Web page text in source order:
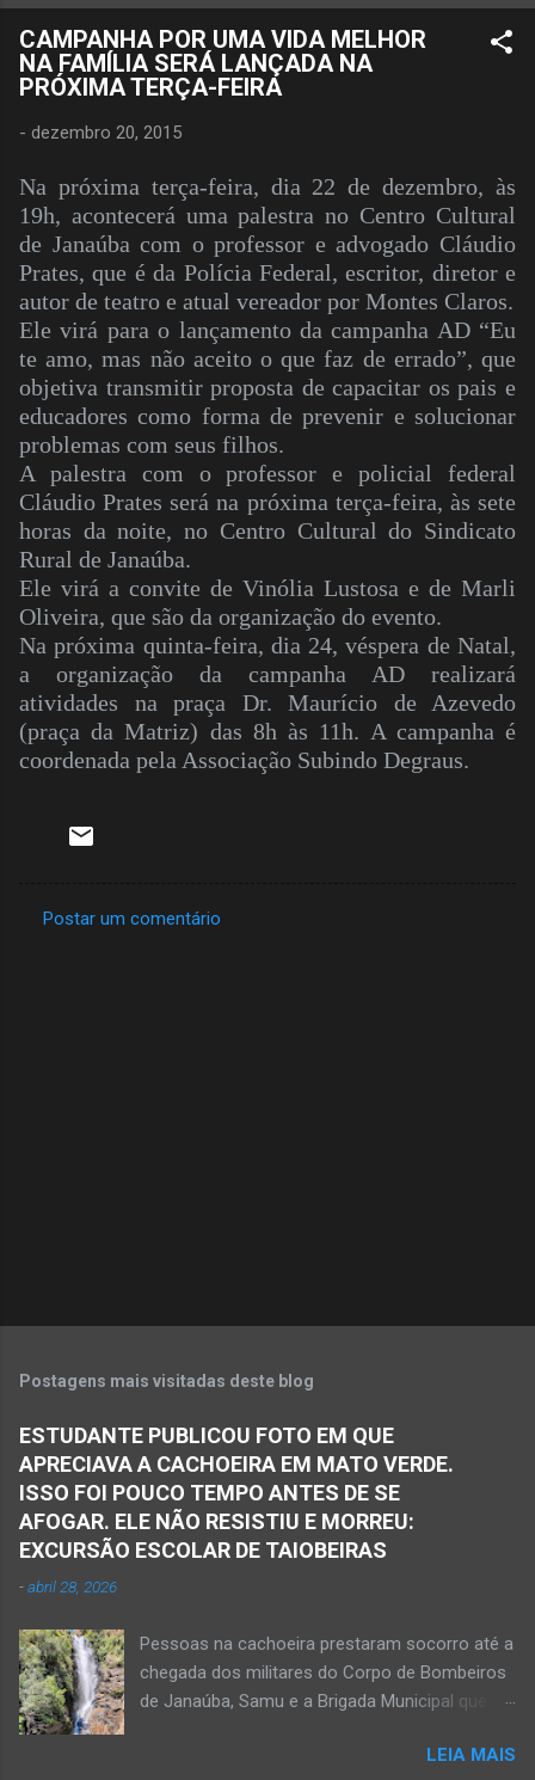
CAMPANHA POR UMA VIDA MELHOR
NA FAMÍLIA SERÁ LANÇADA NA
PRÓXIMA TERÇA-FEIRA
- dezembro 20, 2015
Na próxima terça-feira, dia 22 de dezembro, às
19h, acontecerá uma palestra no Centro Cultural
de Janaúba com o professor e advogado Cláudio
Prates, que é da Polícia Federal, escritor, diretor e
autor de teatro e atual vereador por Montes Claros.
Ele virá para o lançamento da campanha AD “Eu
te amo, mas não aceito o que faz de errado”, que
objetiva transmitir proposta de capacitar os pais e
educadores como forma de prevenir e solucionar
problemas com seus filhos.
A palestra com o professor e policial federal
Cláudio Prates será na próxima terça-feira, às sete
horas da noite, no Centro Cultural do Sindicato
Rural de Janaúba.
Ele virá a convite de Vinólia Lustosa e de Marli
Oliveira, que são da organização do evento.
Na próxima quinta-feira, dia 24, véspera de Natal,
a organização da campanha AD realizará
atividades na praça Dr. Maurício de Azevedo
(praça da Matriz) das 8h às 11h. A campanha é
coordenada pela Associação Subindo Degraus.
Postar um comentário
Postagens mais visitadas deste blog
ESTUDANTE PUBLICOU FOTO EM QUE
APRECIAVA A CACHOEIRA EM MATO VERDE.
ISSO FOI POUCO TEMPO ANTES DE SE
AFOGAR. ELE NÃO RESISTIU E MORREU:
EXCURSÃO ESCOLAR DE TAIOBEIRAS
-abril 28, 2026
Pessoas na cachoeira prestaram socorro até a
chegada dos militares do Corpo de Bombeiros
de Janaúba, Samu e a Brigada Municipal que
resistiu e foi a óbito Foto álbum pessoal Kauan
LEIA MAIS